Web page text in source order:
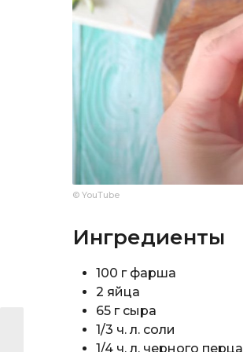
© YouTube
Ингредиенты
100 г фарша
2 яйца
65 г сыра
1/3 ч. л. соли
1/4 ч. л. черного перца